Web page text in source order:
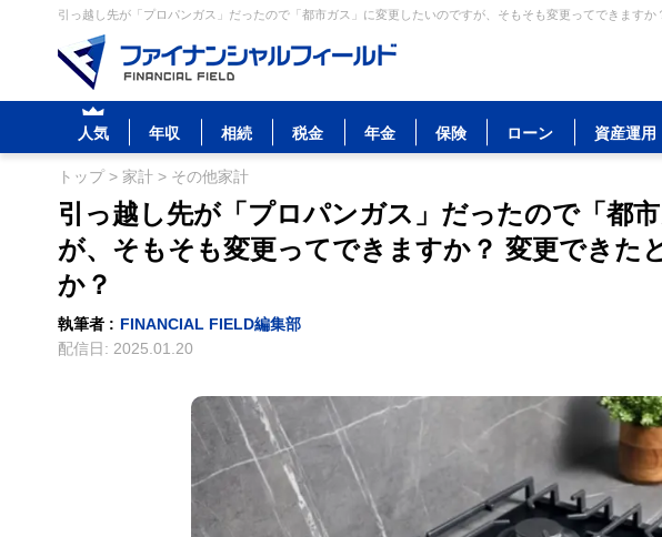
引っ越し先が「プロパンガス」だったので「都市ガス」に変更したいのですが、そもそも変更ってできます
人気 年収 相続 税金 年金 保険 ローン 資産運用
トップ> 家計 > その他家計
引っ越し先が「プロパンガス」だったので「都
が、そもそも変更ってできますか？ 変更できた
か？
執筆者 : FINANCIAL FIELD編集部
配信日: 2025.01.20